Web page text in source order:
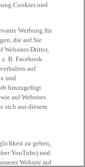
Cookies und
Werbung für
die auf Sie
Websites Dritter,
B. Facebook
auf
und
hinzugefügt
auf Websites
sich aus diesem
zu geben,
YouTube) und
Website auf